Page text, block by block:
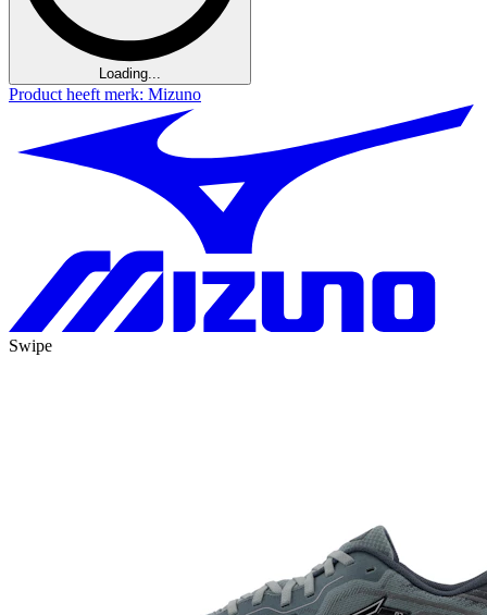
Loading...
Product heeft merk: Mizuno
Swipe